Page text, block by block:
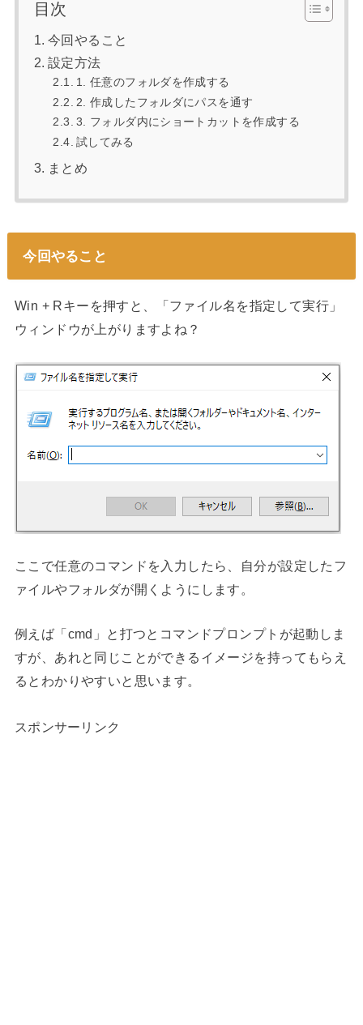
目次
今回やること
設定方法
1. 任意のフォルダを作成する
2. 作成したフォルダにパスを通す
3. フォルダ内にショートカットを作成する
試してみる
まとめ
今回やること
Win + Rキーを押すと、「ファイル名を指定して実行」
ウィンドウが上がりますよね？
ここで任意のコマンドを入力したら、自分が設定したフ
ァイルやフォルダが開くようにします。
例えば「cmd」と打つとコマンドプロンプトが起動しま
すが、あれと同じことができるイメージを持ってもらえ
るとわかりやすいと思います。
スポンサーリンク